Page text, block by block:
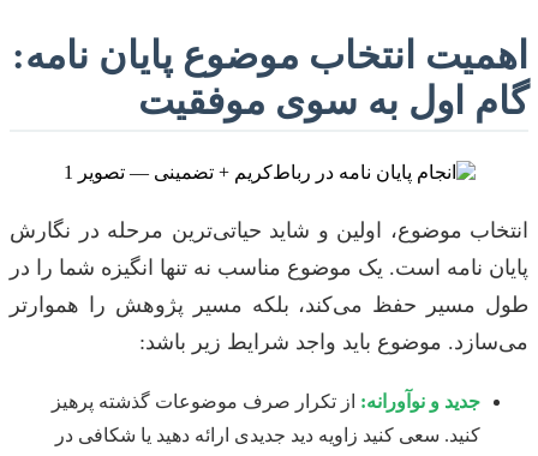
اهمیت انتخاب موضوع پایان نامه:
گام اول به سوی موفقیت
انتخاب موضوع، اولین و شاید حیاتی‌ترین مرحله در نگارش
پایان نامه است. یک موضوع مناسب نه تنها انگیزه شما را در
طول مسیر حفظ می‌کند، بلکه مسیر پژوهش را هموارتر
می‌سازد. موضوع باید واجد شرایط زیر باشد:
جدید و نوآورانه: از تکرار صرف موضوعات گذشته پرهیز
کنید. سعی کنید زاویه دید جدیدی ارائه دهید یا شکافی در